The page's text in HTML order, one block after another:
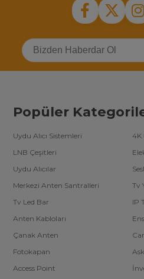
Popüler
Uydu Alıcı Sistemleri
4K
LNB Çeşitleri
Uydu Alıcılar
Merkezi Anten Santralleri
Tv
Tv Led Bar
IP
Anten Kabloları
Çanak Anten
Fotokapan
Access Point